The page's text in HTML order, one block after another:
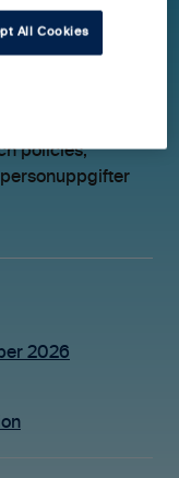
policies,
2026
All Cookies